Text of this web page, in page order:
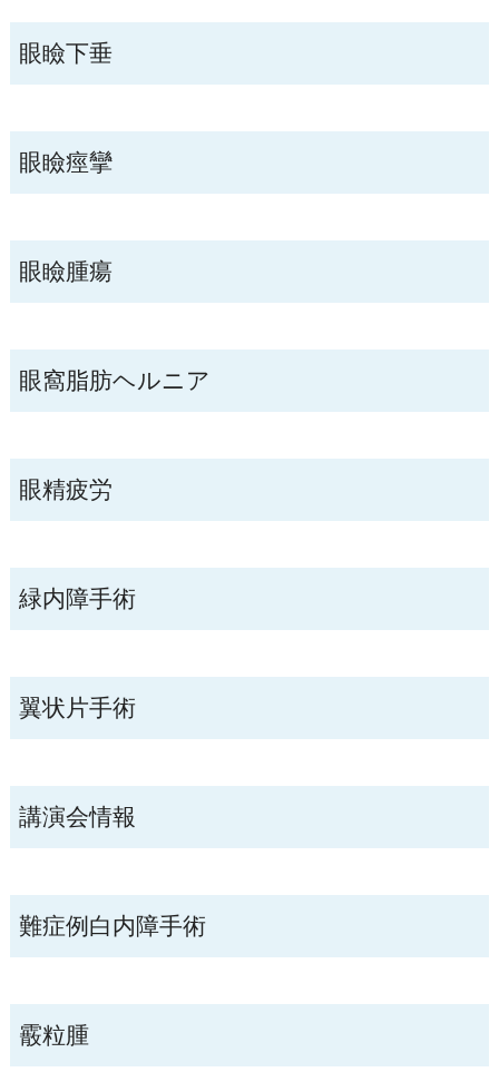
眼瞼下垂
眼瞼痙攣
眼瞼腫瘍
眼窩脂肪ヘルニア
眼精疲労
緑内障手術
翼状片手術
講演会情報
難症例白内障手術
霰粒腫